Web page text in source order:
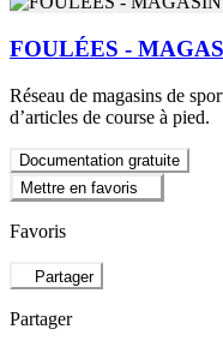
FOULÉES -
Réseau de magasins de
d’articles de course à pied.
Documentation gratuite
Mettre en favoris
Favoris
Partager
Partager